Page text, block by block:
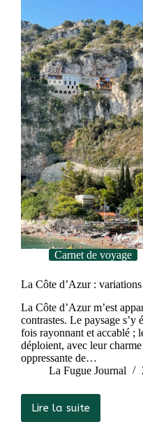
Pierrick,
aumônier
de
prison
Carnet de voyage
La Côte d’Azur :
La Côte d’Azur m’est
contrastes. Le paysage s’y
fois rayonnant et accablé ;
déploient, avec leur
oppressante de…
La Fugue Journal
Lire la suite
La